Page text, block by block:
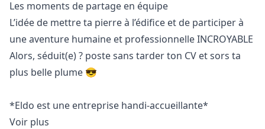
Les moments de partage en équipe
L’idée de mettre ta pierre à l’édifice et de participer à
une aventure humaine et professionnelle INCROYABLE
Alors, séduit(e) ? poste sans tarder ton CV et sors ta
plus belle plume 😎
*Eldo est une entreprise handi-accueillante*
Voir plus